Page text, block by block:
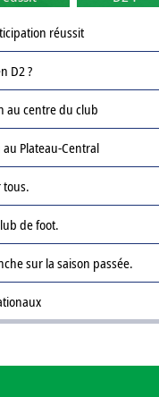
réussit
D2 ?
au centre du club
Plateau-Central
tous.
de foot.
sur la saison passée.
D3 : ASPC Tenkodogo